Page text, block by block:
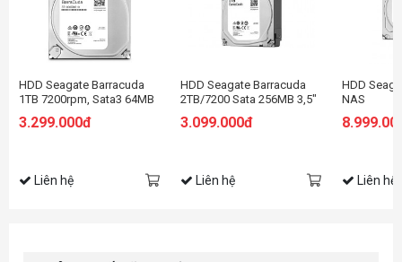
HDD Seagate Barracuda
1TB 7200rpm, Sata3 64MB
3.299.000đ
Liên hệ
HDD Seagate Barracuda
2TB/7200 Sata 256MB 3,5"
3.099.000đ
Liên hệ
HDD
NAS
Cache
Liên hệ